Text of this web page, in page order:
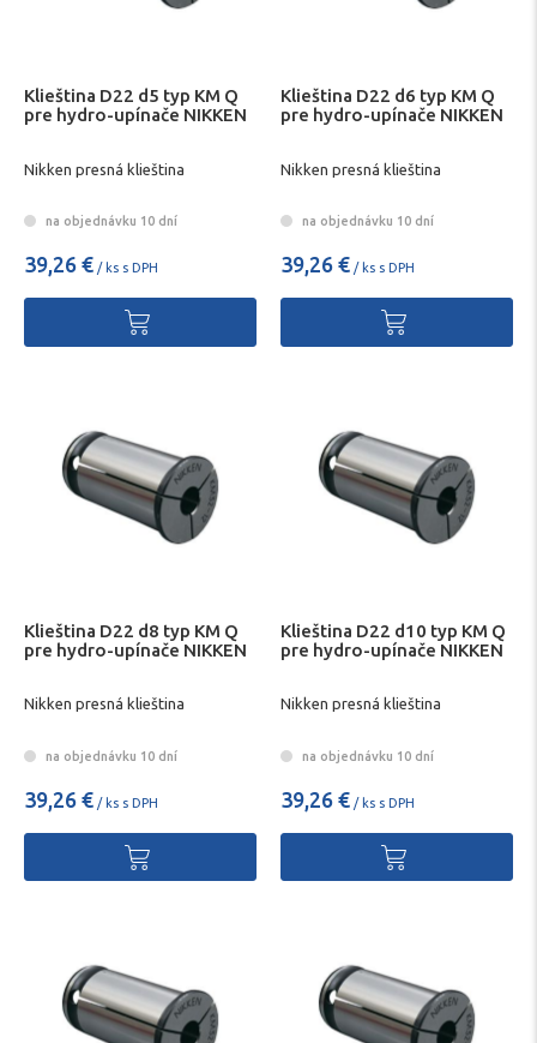
Klieština D22 d5 typ KM Q
pre hydro-upínače NIKKEN
Nikken presná klieština
na objednávku 10 dní
39,26 € / ks s DPH
Klieština D22 d6 typ KM Q
pre hydro-upínače NIKKEN
Nikken presná klieština
na objednávku 10 dní
39,26 € / ks s DPH
Klieština D22 d8 typ KM Q
pre hydro-upínače NIKKEN
Nikken presná klieština
na objednávku 10 dní
39,26 € / ks s DPH
Klieština D22 d10 typ KM Q
pre hydro-upínače NIKKEN
Nikken presná klieština
na objednávku 10 dní
39,26 € / ks s DPH